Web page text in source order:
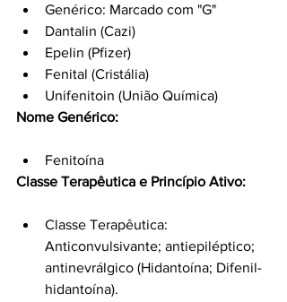
Genérico: Marcado com "G"
Dantalin (Cazi)
Epelin (Pfizer)
Fenital (Cristália)
Unifenitoin (União Química)
Nome Genérico:
Fenitoína
Classe Terapêutica e Princípio Ativo:
Classe Terapêutica:
Anticonvulsivante; antiepiléptico;
antinevrálgico (Hidantoína; Difenil-
hidantoína).